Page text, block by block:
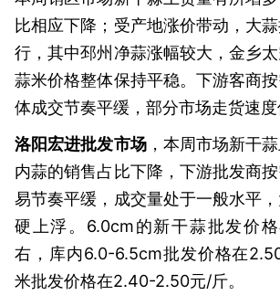
比相应下降；受产地涨价带动，大
行，其中邳州净蒜涨幅较大，金乡太
蒜米价格整体保持平稳。下游客商
体成交节奏平缓，部分市场走货速度
洛阳宏进批发市场，本周市场新干
内蒜的销售占比下降，下游批发商
易节奏平缓，成交量处于一般水平
硬上浮。6.0cm的新干蒜批发价
右，库内6.0-6.5cm批发价格在
米批发价格在2.40-2.50元/斤。